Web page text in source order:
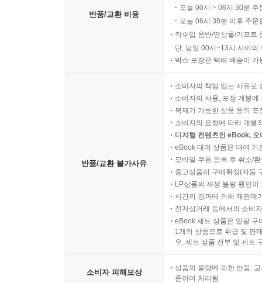
반품/교환 비용
오늘 00시 ~ 06시 30분
오늘 06시 30분 이후 주
직수입 음반/영상물/기프트
단, 당일 00시~13시 사이의
박스 포장은 택배 배송이
반품/교환 불가사유
소비자의 책임 있는 사유로
소비자의 사용, 포장 개봉
복제가 가능한 상품 등의
소비자의 요청에 따라 개별
디지털 컨텐츠인 eBook,
eBook 대여 상품은 대여 기
모바일 쿠폰 등록 후 취소/
중고상품이 구매확정(자동
LP상품의 재생 불량 원인
시간의 경과에 의해 재판매
전자상거래 등에서의 소비
eBook 세트 상품은 일괄 구
1개의 상품으로 취급 및 판
우, 세트 상품 전부 및 세트
소비자 피해보상
상품의 불량에 의한 반품,
준하여 처리됨